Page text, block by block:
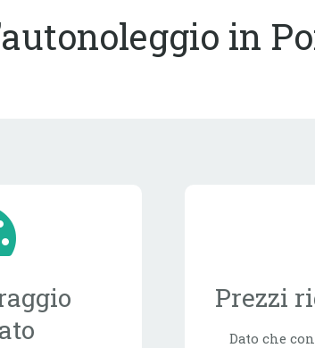
in
Prezzi
Dato che